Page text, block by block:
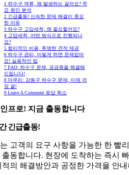
1 하수구 역류, 왜 발생하는 걸까요? 주
요 원인 분석
2 긴급출동! 신속한 문제 해결이 중요
한 이유
3 하수구 고압세척, 왜 필요할까요?
4 고압세척, 어떤 방식으로 진행되나
요?
5 합리적인 비용, 투명한 견적 제공
6 하수구 관리, 이렇게 하면 문제없어
요! 실용적인 팁
7 FAQ: 하수구 문제, 궁금증을 해결해
드립니다!
8 마무리: 강동구 하수구 문제, 이제 걱
정 끝!
9 Leave A Comment 응답 취소
프로! 지금 출동합니다
긴급출동!
고객의 요구 사항을 가능한 한 빨
출동합니다. 현장에 도착하는 즉시
적의 해결방안과 공정한 가격을 안